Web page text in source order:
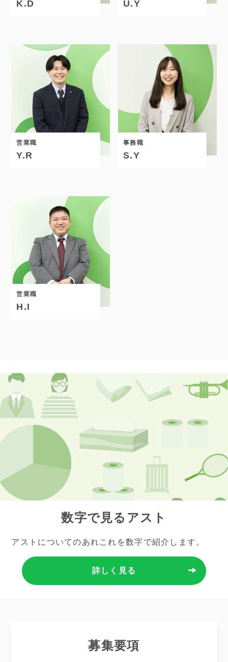
K.D U.Y
営業職
Y.R
事務職
S.Y
営業職
H.I
数字で見るアスト
アストについてのあれこれを数字で紹介します。
詳しく見る
募集要項